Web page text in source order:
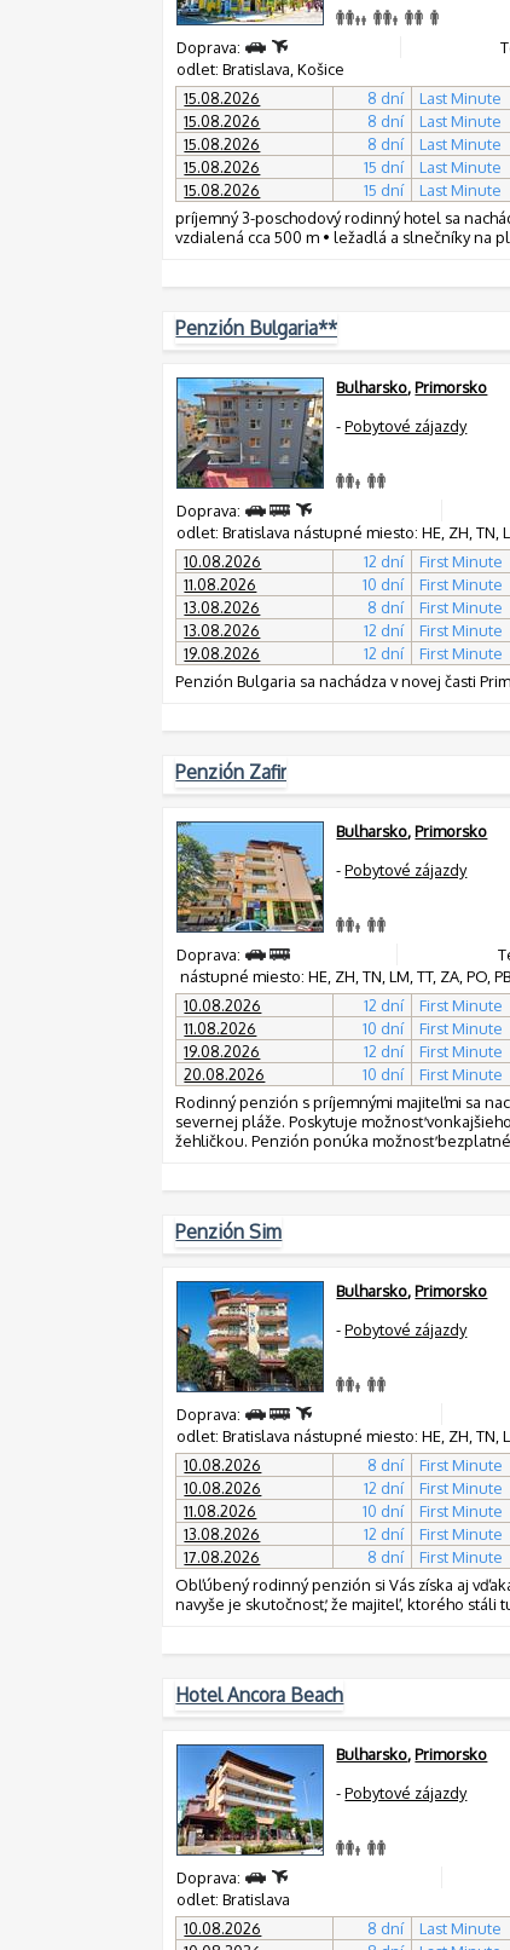
Doprava:
odlet: Bratislava, Košice
15.08.2026
8 dní Last Minute
15.08.2026
8 dní Last Minute
15.08.2026
8 dní Last Minute
15.08.2026
15 dní Last Minute
15.08.2026
15 dní Last Minute
príjemný 3-poschodový rodinný hotel sa
vzdialená cca 500 m • ležadlá a slnečníky na
Penzión Bulgaria**
Bulharsko,Primorsko
-Pobytové zájazdy
Doprava:
odlet: Bratislava nástupné miesto: HE, ZH, TN,
10.08.2026
12 dní First Minute
11.08.2026
10 dní First Minute
13.08.2026
8 dní First Minute
13.08.2026
12 dní First Minute
19.08.2026
12 dní First Minute
Penzión Bulgaria sa nachádza v novej časti
Penzión Zafir
Bulharsko,Primorsko
-Pobytové zájazdy
Doprava:
nástupné miesto: HE, ZH, TN, LM, TT, ZA, PO,
10.08.2026
12 dní First Minute
11.08.2026
10 dní First Minute
19.08.2026
12 dní First Minute
20.08.2026
10 dní First Minute
Rodinný penzión s príjemnými majiteľmi sa
severnej pláže. Poskytuje možnosť
žehličkou. Penzión ponúka možnosť
Penzión Sim
Bulharsko,Primorsko
-Pobytové zájazdy
Doprava:
odlet: Bratislava nástupné miesto: HE, ZH, TN,
10.08.2026
8 dní First Minute
10.08.2026
12 dní First Minute
11.08.2026
10 dní First Minute
13.08.2026
12 dní First Minute
17.08.2026
8 dní First Minute
Obľúbený rodinný penzión si Vás získa aj
navyše je skutočnosť, že majiteľ, ktorého stáli
Hotel Ancora Beach
Bulharsko,Primorsko
-Pobytové zájazdy
Doprava:
odlet: Bratislava
10.08.2026
8 dní Last Minute